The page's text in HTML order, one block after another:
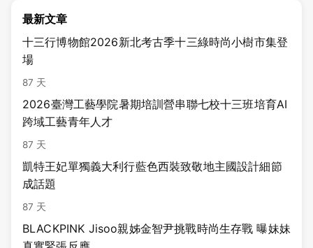
最新文章
十三行博物館2026新北考古季十三綠時尚小樹市集登
場
87 天
2026臺灣工藝學院暑期培訓營串聯七校十三班培育AI
跨域工藝青年人才
87 天
凱特王妃單獨義大利行藍色西裝致敬地主國設計細節
成話題
87 天
BLACKPINK Jisoo親姊金智尹挑戰時尚生存戰 曝妹妹